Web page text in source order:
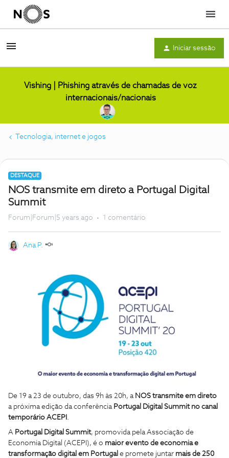
Menu
Iniciar sessão
Vishing | Phishing através de chamadas de voz
internacionais/nacionais
Tecnologia, internet e jogos
DESTAQUE
NOS transmite em direto a Portugal Digital
Summit
Forum|Forum|5 years ago 1 comentário
Ana P.
De 19 a 23 de outubro, das 9h às 20h, a NOS transmite em direto
a próxima edição da conferência Portugal Digital Summit no canal
temporário ACEPI
A Portugal Digital Summit, promovida pela Associação de
Economia Digital (ACEPI), é o maior evento de economia e
transformação digital em Portugal e promete juntar mais de 250